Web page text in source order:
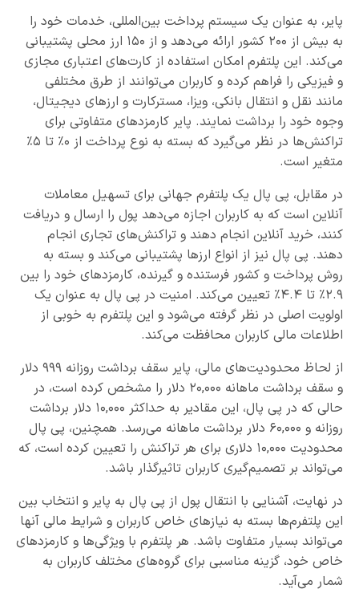
پایر، به عنوان یک سیستم پرداخت بین‌المللی، خدمات خود را
به بیش از ۲۰۰ کشور ارائه می‌دهد و از ۱۵۰ ارز محلی پشتیبانی
می‌کند. این پلتفرم امکان استفاده از کارت‌های اعتباری مجازی
و فیزیکی را فراهم کرده و کاربران می‌توانند از طرق مختلفی
مانند نقل و انتقال بانکی، ویزا، مسترکارت و ارزهای دیجیتال،
وجوه خود را برداشت نمایند. پایر کارمزدهای متفاوتی برای
تراکنش‌ها در نظر می‌گیرد که بسته به نوع پرداخت از ۰٪ تا ۵٪
متغیر است.
در مقابل، پی پال یک پلتفرم جهانی برای تسهیل معاملات
آنلاین است که به کاربران اجازه می‌دهد پول را ارسال و دریافت
کنند، خرید آنلاین انجام دهند و تراکنش‌های تجاری انجام
دهند. پی پال نیز از انواع ارزها پشتیبانی می‌کند و بسته به
روش پرداخت و کشور فرستنده و گیرنده، کارمزدهای خود را بین
۲.۹٪ تا ۴.۴٪ تعیین می‌کند. امنیت در پی پال به عنوان یک
اولویت اصلی در نظر گرفته می‌شود و این پلتفرم به خوبی از
اطلاعات مالی کاربران محافظت می‌کند.
از لحاظ محدودیت‌های مالی، پایر سقف برداشت روزانه ۹۹۹ دلار
و سقف برداشت ماهانه ۲۰,۰۰۰ دلار را مشخص کرده است، در
حالی که در پی پال، این مقادیر به حداکثر ۱۰,۰۰۰ دلار برداشت
روزانه و ۶۰,۰۰۰ دلار برداشت ماهانه می‌رسد. همچنین، پی پال
محدودیت ۱۰,۰۰۰ دلاری برای هر تراکنش را تعیین کرده است، که
می‌تواند بر تصمیم‌گیری کاربران تاثیرگذار باشد.
در نهایت، آشنایی با انتقال پول از پی پال به پایر و انتخاب بین
این پلتفرم‌‌ها بسته به نیازهای خاص کاربران و شرایط مالی آنها
می‌تواند بسیار متفاوت باشد. هر پلتفرم با ویژگی‌ها و کارمزدهای
خاص خود، گزینه مناسبی برای گروه‌های مختلف کاربران به
شمار می‌آید.